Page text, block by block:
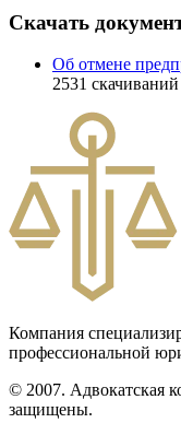
Скачать
Об отмене
2531 скачиваний
Компания
профессиональной
© 2007. Адвокатская
защищены.